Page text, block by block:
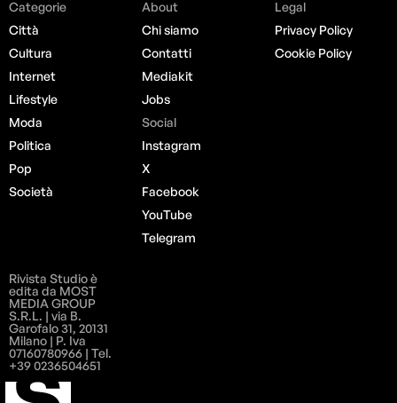
Categorie
Città
Cultura
Internet
Lifestyle
Moda
Politica
Pop
Società
About
Chi siamo
Contatti
Mediakit
Jobs
Social
Instagram
X
Facebook
YouTube
Telegram
Legal
Privacy Policy
Cookie Policy
Rivista Studio è
edita da MOST
MEDIA GROUP
S.R.L. | via B.
Garofalo 31, 20131
Milano | P. Iva
07160780966 | Tel.
+39 0236504651